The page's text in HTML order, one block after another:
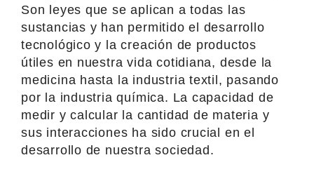
Son leyes que se aplican a todas las
sustancias y han permitido el desarrollo
tecnológico y la creación de productos
útiles en nuestra vida cotidiana, desde la
medicina hasta la industria textil, pasando
por la industria química. La capacidad de
medir y calcular la cantidad de materia y
sus interacciones ha sido crucial en el
desarrollo de nuestra sociedad.